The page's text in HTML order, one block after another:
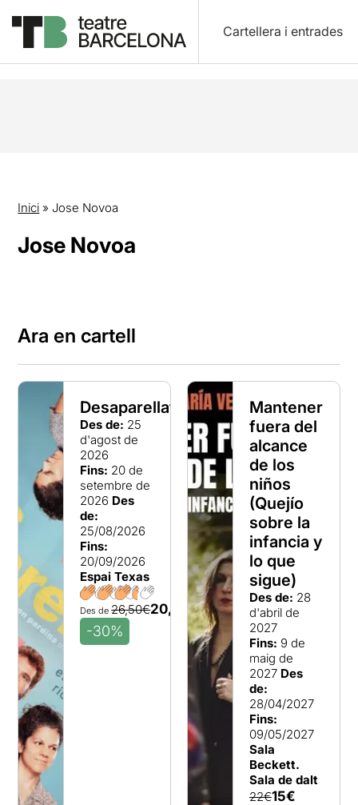
Cartellera i entrades
Inici » Jose Novoa
Jose Novoa
Ara en cartell
Desaparellats
Des de: 25
d'agost de
2026
Fins: 20 de
setembre de
2026 Des
de:
25/08/2026
Fins:
20/09/2026
Espai Texas
Des de26,50€20,25€
-30%
Mantener
fuera del
alcance
de los
niños
(Quejío
sobre la
infancia y
lo que
sigue)
Des de: 28
d'abril de
2027
Fins: 9 de
maig de
2027 Des
de:
28/04/2027
Fins:
09/05/2027
Sala
Beckett.
Sala de dalt
22€15€